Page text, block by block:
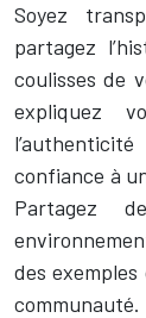
Soyez
partagez
coulisses de
expliquez
confiance à
Partagez
des
communauté.